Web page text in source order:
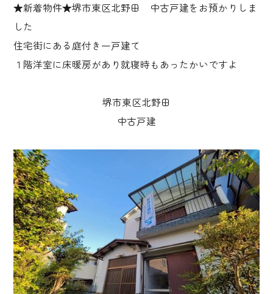
★新着物件★堺市東区北野田 中古戸建をお預かりしま
した
住宅街にある庭付き一戸建て
１階洋室に床暖房があり就寝時もあったかいですよ
堺市東区北野田
中古戸建